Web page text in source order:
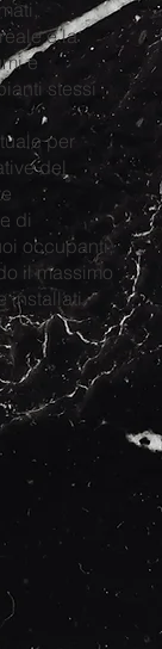
e la
e
stessi
per
del
di
occupanti,
il massimo
installati.